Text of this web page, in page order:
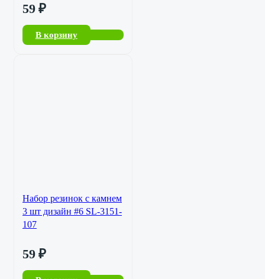
59 ₽
В корзину
Набор резинок с камнем
3 шт дизайн #6 SL-3151-
107
59 ₽